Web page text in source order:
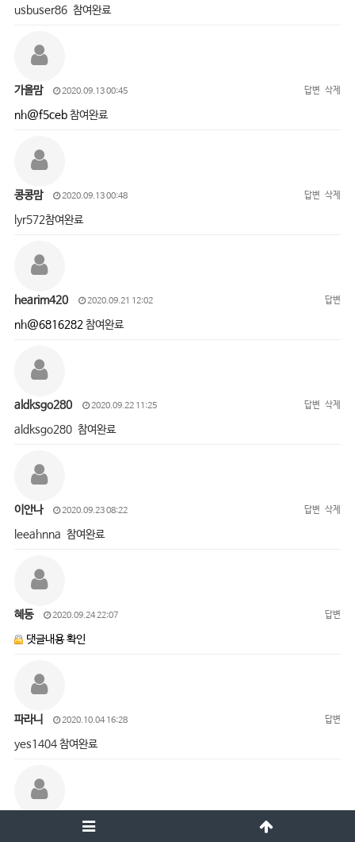
usbuser86 참여완료
가을맘 2020.09.13 00:45 답변 삭제
nh@f5ceb참여완료
콩콩맘 2020.09.13 00:48 답변 삭제
lyr572참여완료
hearim420 2020.09.21 12:02 답변
nh@6816282참여완료
aldksgo280 2020.09.22 11:25 답변 삭제
aldksgo280 참여완료
이안나 2020.09.23 08:22 답변 삭제
leeahnna 참여완료
혜동 2020.09.24 22:07 답변
댓글내용 확인
파라니 2020.10.04 16:28 답변
yes1404 참여완료
2020.10.05 15:01